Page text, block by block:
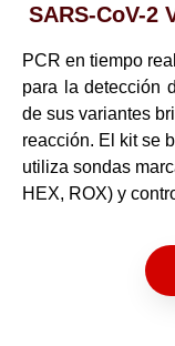
SARS-CoV-2
PCR en tiempo
para la detección
de sus variantes
reacción. El kit se
utiliza sondas
HEX, ROX) y